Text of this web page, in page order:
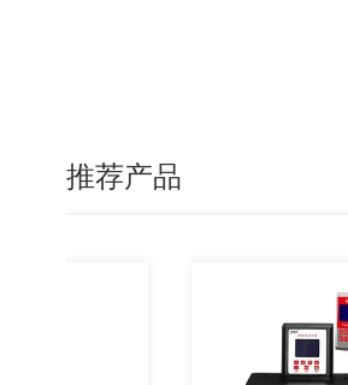
推荐产品